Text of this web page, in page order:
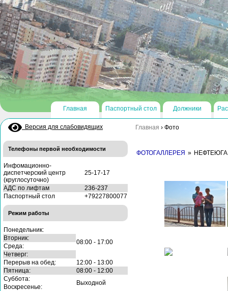
Главная Паспортный стол Должники
Версия для слабовидящих
Телефоны первой необходимости
Инфомационно-
диспетчерский центр
(круглосуточно)
25-17-17
АДС по лифтам
236-237
Паспортный стол
+79227800077
Режим работы
Понедельник:
08:00 - 17:00
Вторник:
Среда:
Четверг:
Перерыв на обед:
12:00 - 13:00
Пятница:
08:00 - 12:00
Суббота:
Выходной
Воскресенье:
Главная › Фото
ФОТОГАЛЛЕРЕЯ »